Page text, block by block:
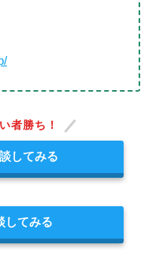
者勝ち！
してみる
してみる